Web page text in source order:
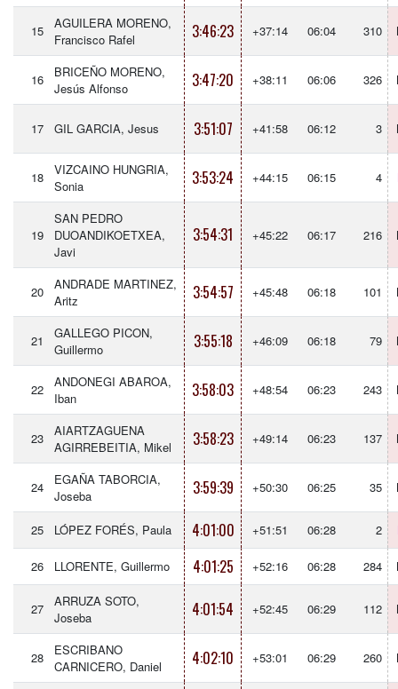
15
AGUILERA MORENO,
Francisco Rafel
3:46:23 +37:14 06:04 310
16
BRICEÑO MORENO,
Jesús Alfonso
3:47:20 +38:11 06:06 326
17 GIL GARCIA, Jesus 3:51:07 +41:58 06:12 3
18
VIZCAINO HUNGRIA,
Sonia
3:53:24 +44:15 06:15 4
19
SAN PEDRO
DUOANDIKOETXEA,
Javi
3:54:31 +45:22 06:17 216
20
ANDRADE MARTINEZ,
Aritz
3:54:57 +45:48 06:18 101
21
GALLEGO PICON,
Guillermo
3:55:18 +46:09 06:18 79
22
ANDONEGI ABAROA,
Iban
3:58:03 +48:54 06:23 243
23
AIARTZAGUENA
AGIRREBEITIA, Mikel
3:58:23 +49:14 06:23 137
24
EGAÑA TABORCIA,
Joseba
3:59:39 +50:30 06:25 35
25 LÓPEZ FORÉS, Paula 4:01:00 +51:51 06:28 2
26 LLORENTE, Guillermo 4:01:25 +52:16 06:28 284
27
ARRUZA SOTO,
Joseba
4:01:54 +52:45 06:29 112
28
ESCRIBANO
CARNICERO, Daniel
4:02:10 +53:01 06:29 260